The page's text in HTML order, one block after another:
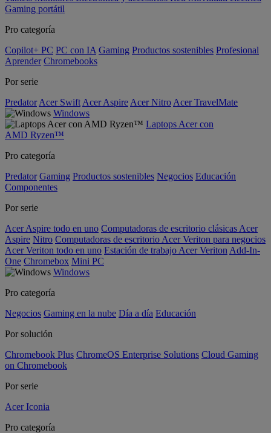
Gaming portátil
Pro categoría
Copilot+ PC PC con IA Gaming Productos sostenibles Profesional
Aprender Chromebooks
Por serie
Predator Acer Swift Acer Aspire Acer Nitro Acer TravelMate
Windows
Laptops Acer con
AMD Ryzen™
Pro categoría
Predator Gaming Productos sostenibles Negocios Educación
Componentes
Por serie
Acer Aspire todo en uno Computadoras de escritorio clásicas Acer
Aspire Nitro Computadoras de escritorio Acer Veriton para negocios
Acer Veriton todo en uno Estación de trabajo Acer Veriton Add-In-
One Chromebox Mini PC
Windows
Pro categoría
Negocios Gaming en la nube Día a día Educación
Por solución
Chromebook Plus ChromeOS Enterprise Solutions Cloud Gaming
on Chromebook
Por serie
Acer Iconia
Pro categoría